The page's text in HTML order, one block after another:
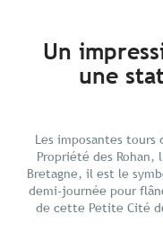
Découvrir
Un
une
Les imposantes tours
Propriété des Rohan,
Bretagne, il est le
demi-journée pour
de cette Petite Cité